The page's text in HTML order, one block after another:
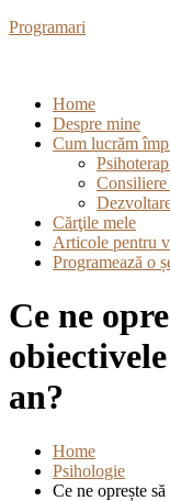
Programari
Home
Despre mine
Cum lucrăm
Consiliere
Cărţile mele
Articole pentru
Programează o
Ce ne
an?
Home
Psihologie
Ce ne oprește